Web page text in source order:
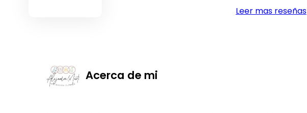
Leer mas reseñas
Acerca de mi